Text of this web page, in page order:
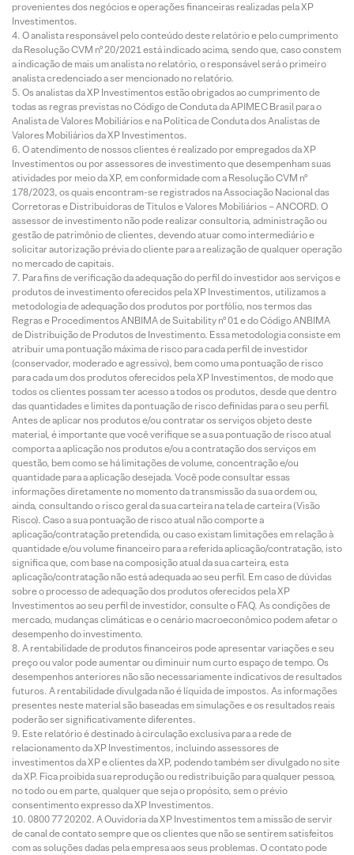
provenientes dos negócios e operações financeiras realizadas pela XP
Investimentos.
O analista responsável pelo conteúdo deste relatório e pelo cumprimento
da Resolução CVM nº 20/2021 está indicado acima, sendo que, caso constem
a indicação de mais um analista no relatório, o responsável será o primeiro
analista credenciado a ser mencionado no relatório.
Os analistas da XP Investimentos estão obrigados ao cumprimento de
todas as regras previstas no Código de Conduta da APIMEC Brasil para o
Analista de Valores Mobiliários e na Política de Conduta dos Analistas de
Valores Mobiliários da XP Investimentos.
O atendimento de nossos clientes é realizado por empregados da XP
Investimentos ou por assessores de investimento que desempenham suas
atividades por meio da XP, em conformidade com a Resolução CVM nº
178/2023, os quais encontram-se registrados na Associação Nacional das
Corretoras e Distribuidoras de Títulos e Valores Mobiliários – ANCORD. O
assessor de investimento não pode realizar consultoria, administração ou
gestão de patrimônio de clientes, devendo atuar como intermediário e
solicitar autorização prévia do cliente para a realização de qualquer operação
no mercado de capitais.
Para fins de verificação da adequação do perfil do investidor aos serviços e
produtos de investimento oferecidos pela XP Investimentos, utilizamos a
metodologia de adequação dos produtos por portfólio, nos termos das
Regras e Procedimentos ANBIMA de Suitability nº 01 e do Código ANBIMA
de Distribuição de Produtos de Investimento. Essa metodologia consiste em
atribuir uma pontuação máxima de risco para cada perfil de investidor
(conservador, moderado e agressivo), bem como uma pontuação de risco
para cada um dos produtos oferecidos pela XP Investimentos, de modo que
todos os clientes possam ter acesso a todos os produtos, desde que dentro
das quantidades e limites da pontuação de risco definidas para o seu perfil.
Antes de aplicar nos produtos e/ou contratar os serviços objeto deste
material, é importante que você verifique se a sua pontuação de risco atual
comporta a aplicação nos produtos e/ou a contratação dos serviços em
questão, bem como se há limitações de volume, concentração e/ou
quantidade para a aplicação desejada. Você pode consultar essas
informações diretamente no momento da transmissão da sua ordem ou,
ainda, consultando o risco geral da sua carteira na tela de carteira (Visão
Risco). Caso a sua pontuação de risco atual não comporte a
aplicação/contratação pretendida, ou caso existam limitações em relação à
quantidade e/ou volume financeiro para a referida aplicação/contratação, isto
significa que, com base na composição atual da sua carteira, esta
aplicação/contratação não está adequada ao seu perfil. Em caso de dúvidas
sobre o processo de adequação dos produtos oferecidos pela XP
Investimentos ao seu perfil de investidor, consulte o FAQ. As condições de
mercado, mudanças climáticas e o cenário macroeconômico podem afetar o
desempenho do investimento.
A rentabilidade de produtos financeiros pode apresentar variações e seu
preço ou valor pode aumentar ou diminuir num curto espaço de tempo. Os
desempenhos anteriores não são necessariamente indicativos de resultados
futuros. A rentabilidade divulgada não é líquida de impostos. As informações
presentes neste material são baseadas em simulações e os resultados reais
poderão ser significativamente diferentes.
Este relatório é destinado à circulação exclusiva para a rede de
relacionamento da XP Investimentos, incluindo assessores de
investimentos da XP e clientes da XP, podendo também ser divulgado no site
da XP. Fica proibida sua reprodução ou redistribuição para qualquer pessoa,
no todo ou em parte, qualquer que seja o propósito, sem o prévio
consentimento expresso da XP Investimentos.
0800 77 20202. A Ouvidoria da XP Investimentos tem a missão de servir
de canal de contato sempre que os clientes que não se sentirem satisfeitos
com as soluções dadas pela empresa aos seus problemas. O contato pode